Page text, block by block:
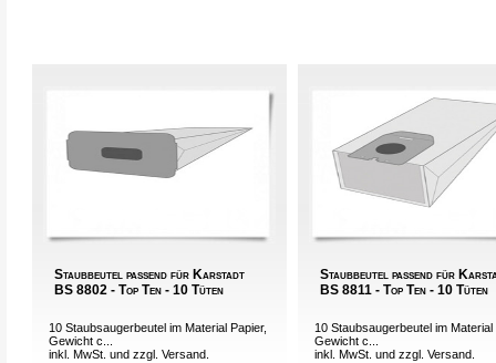
Staubbeutel passend für Karstadt
BS 8802 - Top Ten - 10 Tüten
10 Staubsaugerbeutel im Material Papier,
Gewicht c...
inkl. MwSt. und zzgl.Versand
Staubbeutel passend für
BS 8811 - Top Ten - 10 Tüten
10 Staubsaugerbeutel im Material
Gewicht c...
inkl. MwSt. und zzgl.Versand